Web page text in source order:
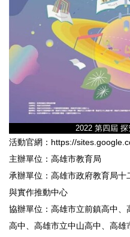
2022 第四屆
活動官網：https://
主辦單位：高雄市教育局
承辦單位：高雄市政府教育局
與實作推動中心
協辦單位：高雄市立前鎮高中
高中、高雄市立中山高中、高